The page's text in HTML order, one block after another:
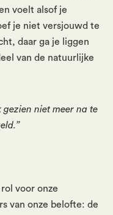
voelt alsof je
je niet versjouwd te
daar ga je liggen
van de natuurlijke
gezien niet meer na te
voor onze
van onze belofte: de